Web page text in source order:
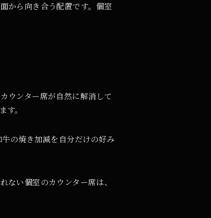
から向き合う配置です。個室
ウンター席が自然に解消して
。
の焼き加減を自分だけの好み
ない個室のカウンター席は、